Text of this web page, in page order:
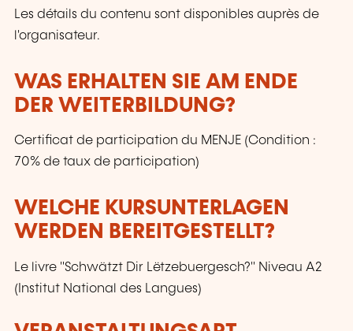
Les détails du contenu sont disponibles auprès de
l'organisateur.
WAS ERHALTEN SIE AM ENDE
DER WEITERBILDUNG?
Certificat de participation du MENJE (Condition :
70% de taux de participation)
WELCHE KURSUNTERLAGEN
WERDEN BEREITGESTELLT?
Le livre "Schwätzt Dir Lëtzebuergesch?" Niveau A2
(Institut National des Langues)